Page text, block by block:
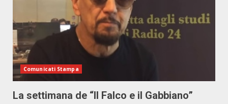
Comunicati Stampa
La settimana de “Il Falco e il Gabbiano”